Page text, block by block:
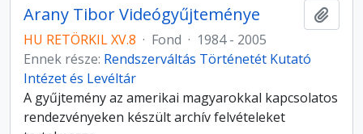
Arany Tibor Videógyűjteménye
HU RETÖRKIL XV.8 · Fond · 1984 - 2005
Ennek része: Rendszerváltás Történetét Kutató
Intézet és Levéltár
A gyűjtemény az amerikai magyarokkal kapcsolatos
rendezvényeken készült archív felvételeket